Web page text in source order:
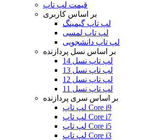
قیمت لپ تاپ
بر اساس کاربری
لپ تاپ گیمینگ
لپ تاپ لمسی
لپ تاپ دانشجویی
بر اساس نسل پردازنده
لپ تاپ نسل 14
لپ تاپ نسل 13
لپ تاپ نسل 12
لپ تاپ نسل 11
بر اساس سری پردازنده
لپ تاپ Core i9
لپ تاپ Core i7
لپ تاپ Core i5
لپ تاپ Core i3